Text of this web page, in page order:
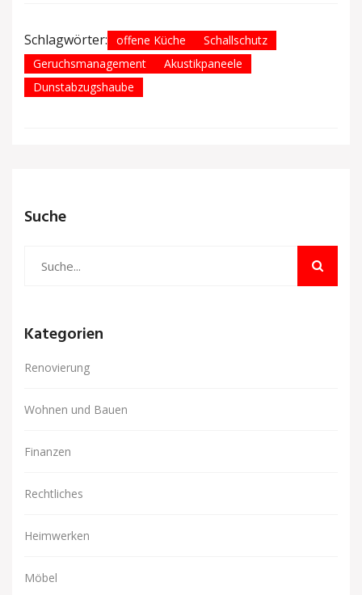
Schlagwörter: offene Küche
Schallschutz
Geruchsmanagement
Akustikpaneele
Dunstabzugshaube
Suche
Kategorien
Renovierung
Wohnen und Bauen
Finanzen
Rechtliches
Heimwerken
Möbel